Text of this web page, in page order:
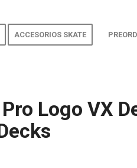
ACCESORIOS SKATE
Logo VX